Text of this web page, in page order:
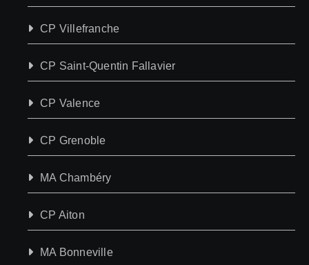
CP Villefranche
CP Saint-Quentin Fallavier
CP Valence
CP Grenoble
MA Chambéry
CP Aiton
MA Bonneville